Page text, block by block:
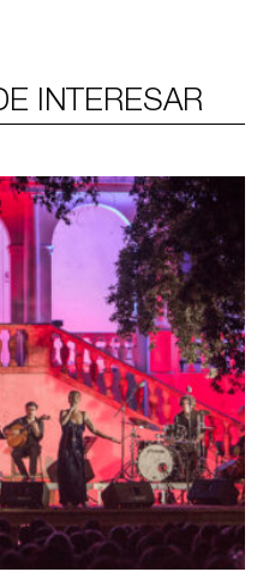
INTERESAR